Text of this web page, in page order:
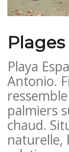
Playa
Antonio.
palmiers
chaud.
naturelle,